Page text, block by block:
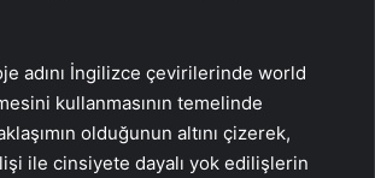
adını İngilizce çevirilerinde world
kullanmasının temelinde
olduğunun altını çizerek,
ile cinsiyete dayalı yok edilişlerin